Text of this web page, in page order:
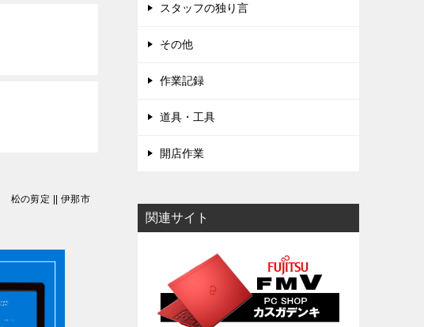
松の剪定 || 伊那市
スタッフの独り言
その他
作業記録
道具・工具
開店作業
関連サイト